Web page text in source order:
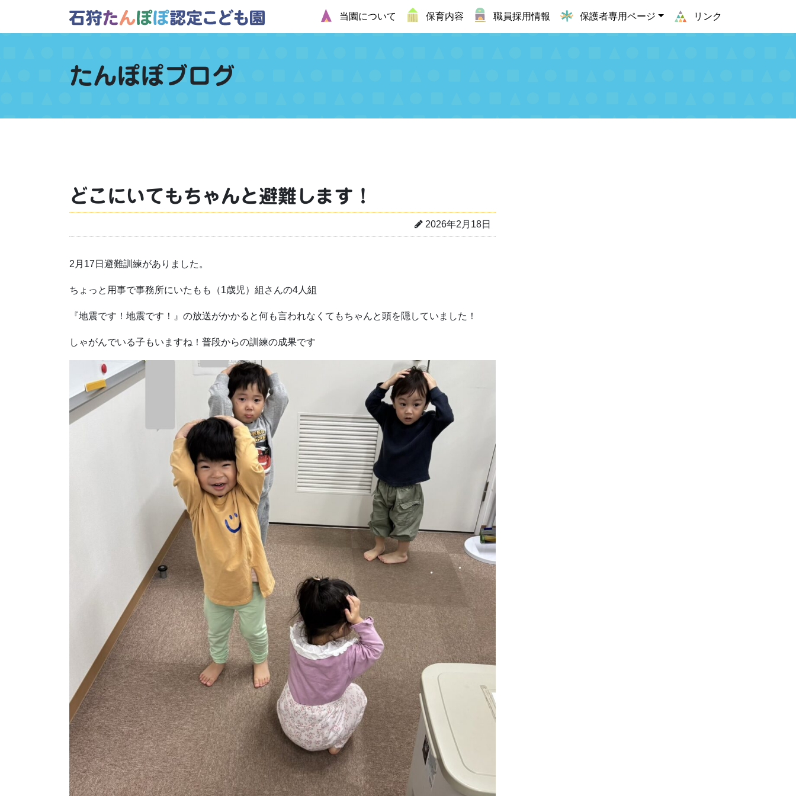
当園について
保育内容 職員採用情報 保護者専用ページ リンク
たんぽぽブログ
どこにいてもちゃんと避難します！
2026年2月18日
2月17日避難訓練がありました。
ちょっと用事で事務所にいたもも（1歳児）組さんの4人組
『地震です！地震です！』の放送がかかると何も言われなくてもちゃんと頭を隠していました！
しゃがんでいる子もいますね！普段からの訓練の成果です